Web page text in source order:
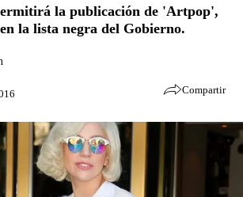
la publicación de 'Artpop',
la lista negra del Gobierno.
Compartir